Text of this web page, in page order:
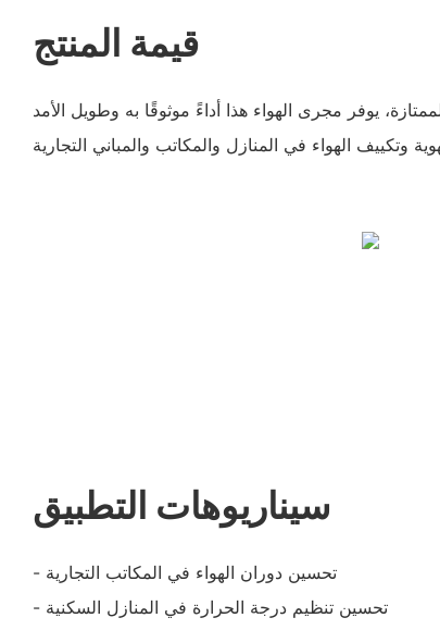
قيمة المنتج
يوفر مجرى الهواء هذا أداءً موثوقًا به وطويل الأمد
سيناريوهات التطبيق
- تحسين دوران الهواء في المكاتب التجارية
- تحسين تنظيم درجة الحرارة في المنازل السكنية